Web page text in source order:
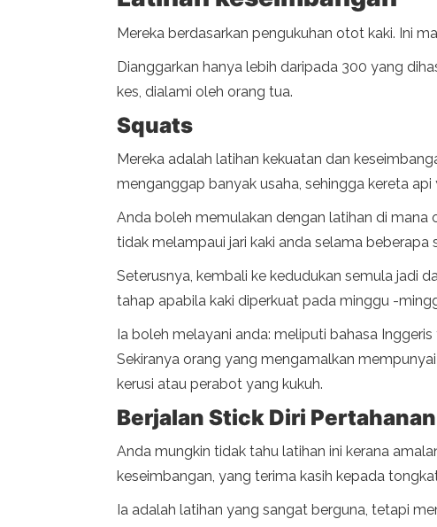
Mereka berdasarkan pengukuhan otot kaki. Ini
Dianggarkan hanya lebih daripada 300 yang
kes, dialami oleh orang tua.
Squats
Mereka adalah latihan kekuatan dan
menganggap banyak usaha, sehingga kereta
Anda boleh memulakan dengan latihan di
tidak melampaui jari kaki anda selama beberapa
Seterusnya, kembali ke kedudukan semula jadi
tahap apabila kaki diperkuat pada minggu -
Ia boleh melayani anda: meliputi bahasa
Sekiranya orang yang mengamalkan
kerusi atau perabot yang kukuh.
Berjalan Stick Diri Pertahanan
Anda mungkin tidak tahu latihan ini kerana
keseimbangan, yang terima kasih kepada
Ia adalah latihan yang sangat berguna, tetapi